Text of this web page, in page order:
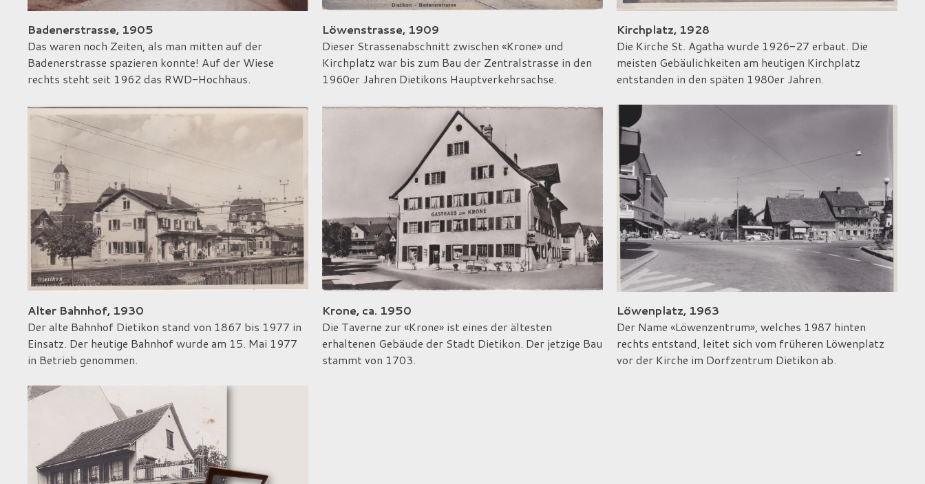
Badenerstrasse, 1905
Das waren noch Zeiten, als man mitten auf der
Badenerstrasse spazieren konnte! Auf der Wiese
rechts steht seit 1962 das RWD-Hochhaus.
Löwenstrasse, 1909
Dieser Strassenabschnitt zwischen «Krone» und
Kirchplatz war bis zum Bau der Zentralstrasse in den
1960er Jahren Dietikons Hauptverkehrsachse.
Kirchplatz, 1928
Die Kirche St. Agatha wurde 1926-27 erbaut. Die
meisten Gebäulichkeiten am heutigen Kirchplatz
entstanden in den späten 1980er Jahren.
Alter Bahnhof, 1930
Der alte Bahnhof Dietikon stand von 1867 bis 1977 in
Einsatz. Der heutige Bahnhof wurde am 15. Mai 1977
in Betrieb genommen.
Krone, ca. 1950
Die Taverne zur «Krone» ist eines der ältesten
erhaltenen Gebäude der Stadt Dietikon. Der jetzige Bau
stammt von 1703.
Löwenplatz, 1963
Der Name «Löwenzentrum», welches 1987 hinten
rechts entstand, leitet sich vom früheren Löwenplatz
vor der Kirche im Dorfzentrum Dietikon ab.